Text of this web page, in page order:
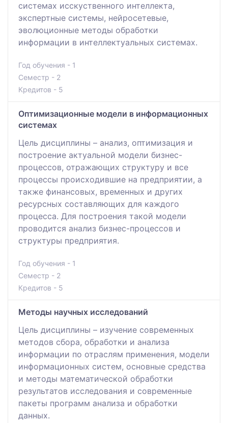
системах исскуственного интеллекта,
экспертные системы, нейросетевые,
эволюционные методы обработки
информации в интеллектуальных системах.
Год обучения - 1
Семестр - 2
Кредитов - 5
Оптимизационные модели в информационных
системах
Цель дисциплины – анализ, оптимизация и
построение актуальной модели бизнес-
процессов, отражающих структуру и все
процессы происходившие на предприятии, а
также финансовых, временных и других
ресурсных составляющих для каждого
процесса. Для построения такой модели
проводится анализ бизнес-процессов и
структуры предприятия.
Год обучения - 1
Семестр - 2
Кредитов - 5
Методы научных исследований
Цель дисциплины – изучение современных
методов сбора, обработки и анализа
информации по отраслям применения, модели
информационных систем, основные средства
и методы математической обработки
результатов исследования и современные
пакеты программ анализа и обработки
данных.